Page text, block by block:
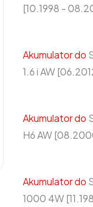
[10.1998 -
Akumulator do
1.6 i AW
Akumulator do
H6 AW
Akumulator do
1000 4W